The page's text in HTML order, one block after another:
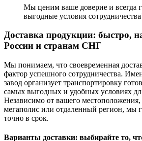
Мы ценим ваше доверие и всегда
выгодные условия
Доставка продукции: быстро,
России и странам СНГ
Мы понимаем, что своевременная
фактор успешного сотрудничества.
завод организует транспортировку
самых выгодных и удобных условиях
Независимо от вашего
мегаполис или отдаленный регион, мы
точно в срок.
Варианты доставки: выбирайте то,